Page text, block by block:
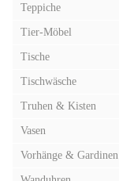
Teppiche
Tier-Möbel
Tische
Tischwäsche
Truhen & Kisten
Vasen
Vorhänge & Gardinen